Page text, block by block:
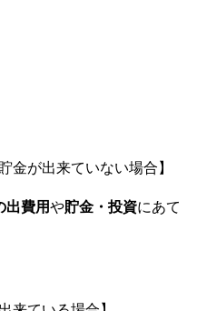
金が出来ていない場合】
出費用や貯金・投資にあて